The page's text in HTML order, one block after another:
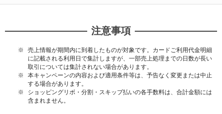
注意事項
売上情報が期間内に到着したものが対象です。カードご利用代金明細
に記載される利用日で集計しますが、一部売上処理までの日数が長い
取引については集計されない場合があります。
本キャンペーンの内容および適用条件等は、予告なく変更または中止
する場合があります。
ショッピングリボ・分割・スキップ払いの各手数料は、合計金額には
含まれません。